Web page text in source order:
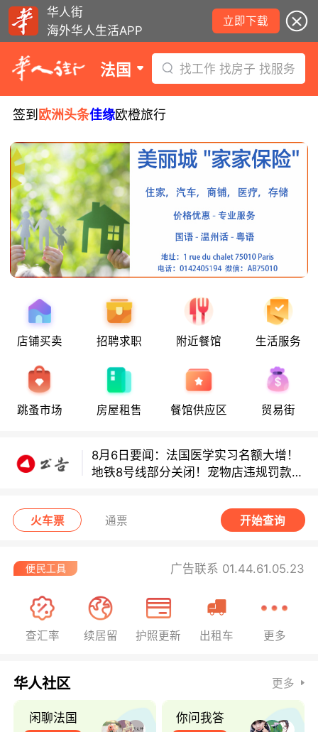
华人街
海外华人生活APP
立即下载
法国 找工作 找房子 找服务
签到 欧洲头条佳缘欧橙旅行
店铺买卖 招聘求职 附近餐馆 生活服务
跳蚤市场 房屋租售 餐馆供应区 贸易街
8月6日要闻：法国医学实习名额大增！
地铁8号线部分关闭！宠物店违规罚款出
炉！
巴黎地铁音乐家海选启动！
8月6日要闻：法国医学实习名额大增！
炉！
巴黎地铁音乐家海选启动！
火车票 通票 开始查询
广告联系 01.44.61.05.23
查汇率 续居留 护照更新 出租车 更多
华人社区 更多
闲聊法国 你问我答